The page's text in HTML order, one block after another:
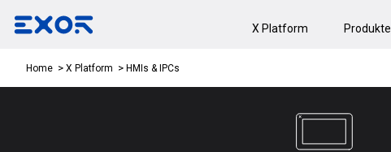
X Platform Produkte
Home X Platform HMIs & IPCs